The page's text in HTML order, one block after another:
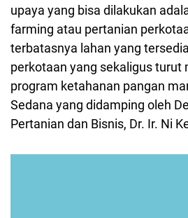
upaya yang bisa dilakukan
farming atau pertanian
terbatasnya lahan yang
perkotaan yang sekaligus turut
program ketahanan pangan
Sedana yang didamping oleh
Pertanian dan Bisnis, Dr. Ir. Ni